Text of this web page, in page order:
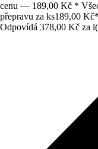
cenu — 189,00 Kč *
přepravu za ks189,00 Kč*
Odpovídá 378,00 Kč za l(